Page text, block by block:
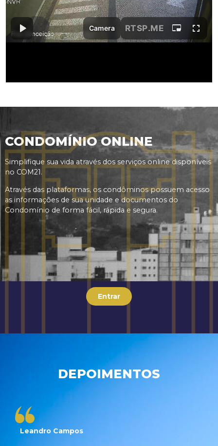
CONDOMÍNIO ONLINE
Simplifique sua vida através dos serviços online disponíveis
no COM21.
Através das plataformas, os condôminos possuem acesso
as informações de sua unidade e documentos do
Condomínio de forma fácil, rápida e segura.
Entrar
DEPOIMENTOS
Leandro Campos